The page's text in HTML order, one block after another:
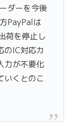
ダーを今後
PayPalは
荷を停止し
のIC対応カ
力が不要化
いくとのこ